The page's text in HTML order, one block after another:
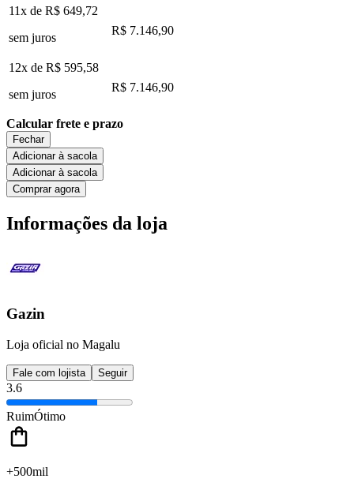
11x de R$ 649,72
sem juros
R$ 7.146,90
12x de R$ 595,58
sem juros
R$ 7.146,90
Calcular frete e prazo
Fechar
Adicionar à sacola
Adicionar à sacola
Comprar agora
Informações da loja
Gazin
Loja oficial no Magalu
Fale com lojista Seguir
3.6
RuimÓtimo
+500mil